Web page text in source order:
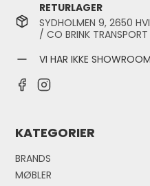
RETURLAGER
SYDHOLMEN 9, 2650
/ CO BRINK TRANSPORT
VI HAR IKKE
KATEGORIER
BRANDS
MØBLER